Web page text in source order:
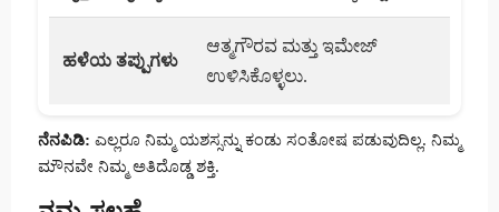
ಹಳೆಯ ತಪ್ಪುಗಳು
ಆತ್ಮಗೌರವ ಮತ್ತು ಇಮೇಜ್
ಉಳಿಸಿಕೊಳ್ಳಲು.
ನೆನಪಿಡಿ: ಎಲ್ಲರೂ ನಿಮ್ಮ ಯಶಸ್ಸನ್ನು ಕಂಡು ಸಂತೋಷ ಪಡುವುದಿಲ್ಲ. ನಿಮ್ಮ
ಮೌನವೇ ನಿಮ್ಮ ಅತಿದೊಡ್ಡ ಶಕ್ತಿ.